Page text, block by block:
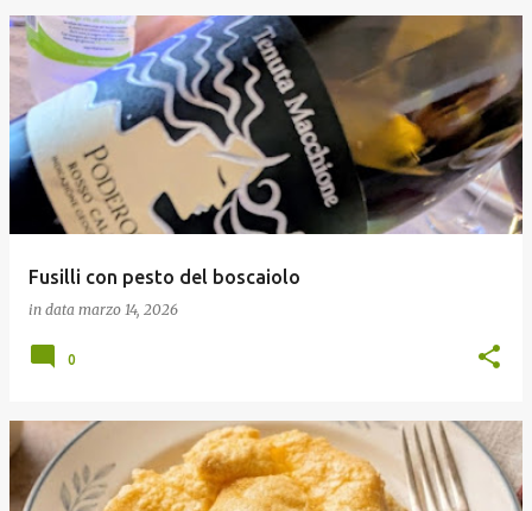
Fusilli con pesto del boscaiolo
in data marzo 14, 2026
0